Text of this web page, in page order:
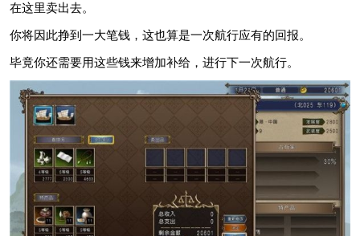
在这里卖出去。
你将因此挣到一大笔钱，这也算是一次航行应有的回报。
毕竟你还需要用这些钱来增加补给，进行下一次航行。